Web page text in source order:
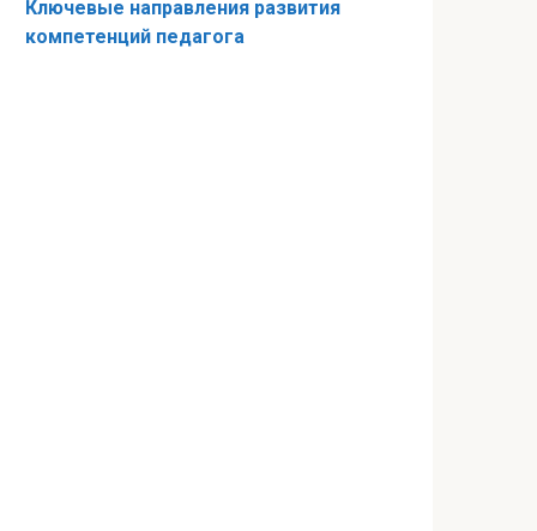
Ключевые направления развития
компетенций педагога